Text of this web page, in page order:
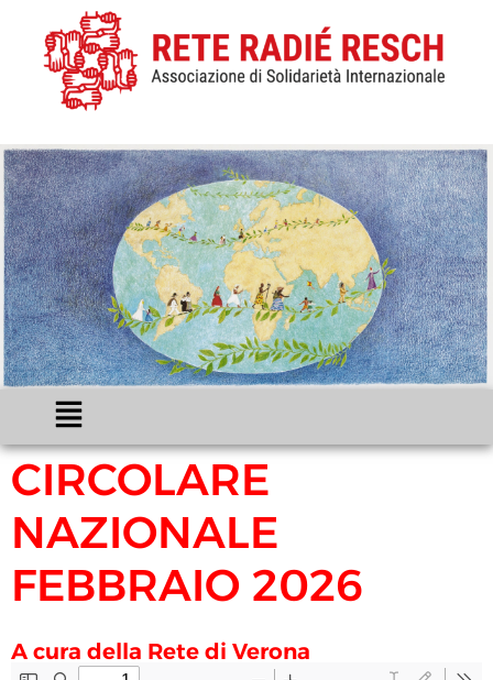
CIRCOLARE
NAZIONALE
FEBBRAIO 2026
A cura della Rete di Verona